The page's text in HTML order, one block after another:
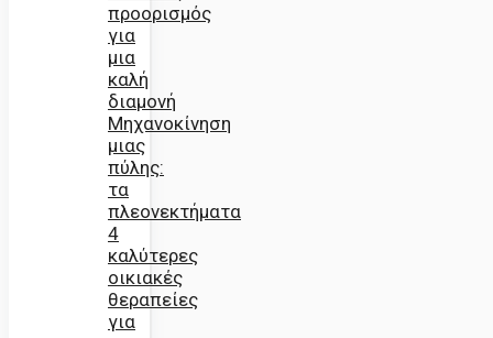
προορισμός
για
μια
καλή
διαμονή
Μηχανοκίνηση
μιας
πύλης:
τα
πλεονεκτήματα
4
καλύτερες
οικιακές
θεραπείες
για